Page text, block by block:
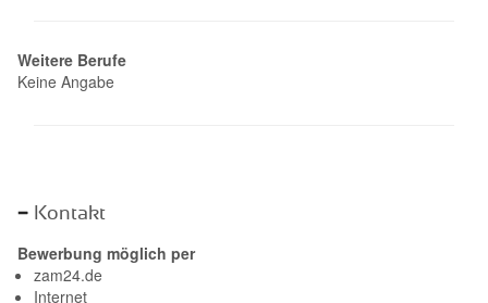
Weitere Berufe
Keine Angabe
Kontakt
Bewerbung möglich per
zam24.de
Internet